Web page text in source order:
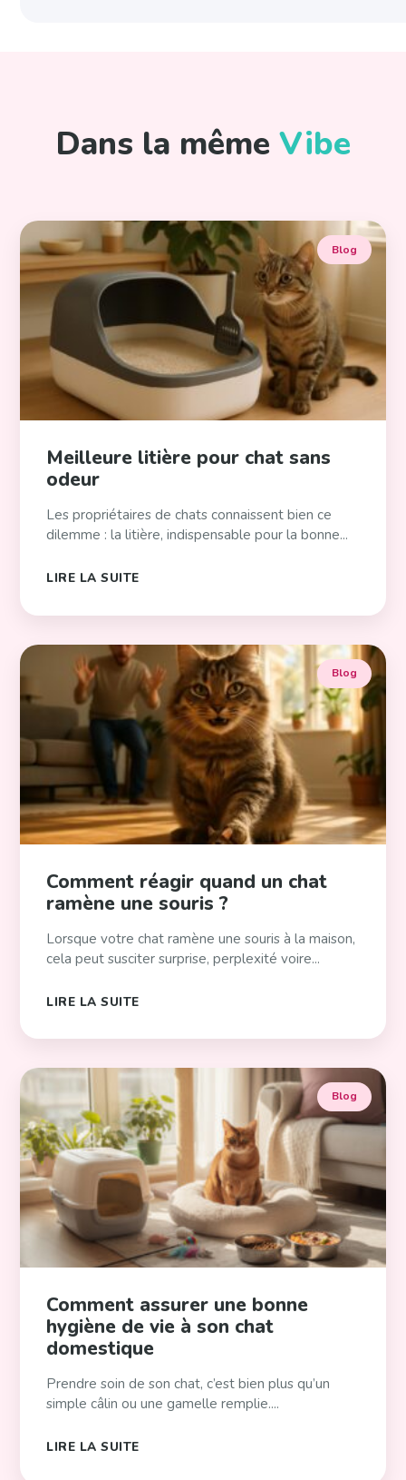
Dans la même Vibe
Blog
Meilleure litière pour chat sans
odeur
Les propriétaires de chats connaissent bien ce
dilemme : la litière, indispensable pour la bonne...
LIRE LA SUITE
Blog
Comment réagir quand un chat
ramène une souris ?
Lorsque votre chat ramène une souris à la maison,
cela peut susciter surprise, perplexité voire...
LIRE LA SUITE
Blog
Comment assurer une bonne
hygiène de vie à son chat
domestique
Prendre soin de son chat, c’est bien plus qu’un
simple câlin ou une gamelle remplie....
LIRE LA SUITE